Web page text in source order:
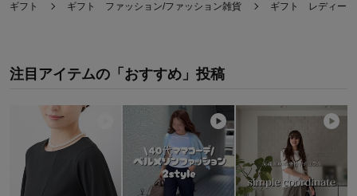
ギフト ギフト ファッション/ファッション雑貨 ギフト レディース
注目アイテムの「おすすめ」投稿